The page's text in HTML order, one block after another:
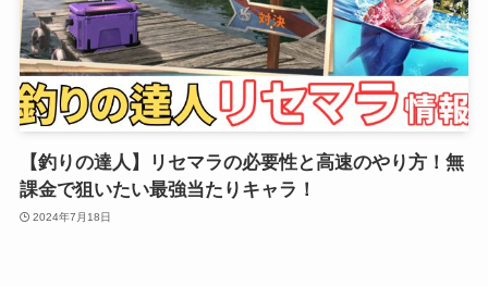
【釣りの達人】リセマラの必要性と高速のやり方！無
課金で狙いたい最強当たりキャラ！
2024年7月18日